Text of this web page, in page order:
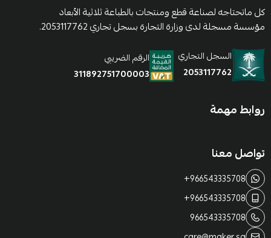
كل ماتحتاجه لصناعة قطع ومنتجات بالطباعة ثلاثية الأبعاد
مؤسسة مسجلة لدى وزارة التجارة بسجل تجاري 2053117762.
السجل التجاري
2053117762
الرقم الضريبي
311892751700003
روابط مهمة
تواصل معنا
+966543335708
+966543335708
966543335708